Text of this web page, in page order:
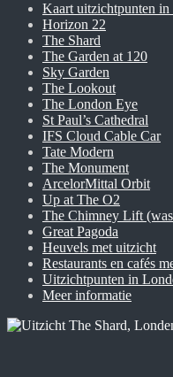
Kaart uitzichtpunten in
Horizon 22
The Shard
The Garden at 120
Sky Garden
The Lookout
The London Eye
St Paul’s Cathedral
IFS Cloud Cable Car
Tate Modern
The Monument
ArcelorMittal Orbit
Up at The O2
The Chimney Lift
Great Pagoda
Heuvels met uitzicht
Restaurants en cafés
Uitzichtpunten in
Meer informatie